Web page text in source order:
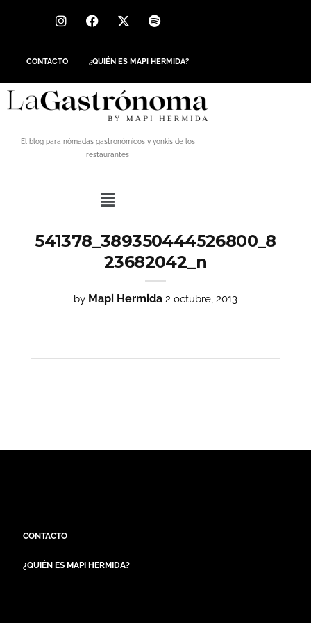
CONTACTO ¿QUIÉN ES MAPI HERMIDA?
El blog para nómadas gastronómicos y yonkis de los
restaurantes
541378_389350444526800_8
23682042_n
by Mapi Hermida 2 octubre, 2013
CONTACTO
¿QUIÉN ES MAPI HERMIDA?